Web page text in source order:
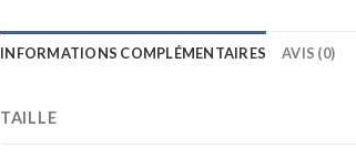
INFORMATIONS COMPLÉMENTAIRES AVIS (0)
TAILLE